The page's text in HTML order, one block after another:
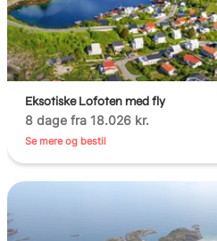
Eksotiske Lofoten med fly
8 dage fra 18.026 kr.
Se mere og bestil